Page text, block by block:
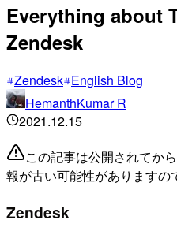
Everything about
Zendesk
Zendesk English Blog
HemanthKumar R
2021.12.15
この記事は公開されてか
報が古い可能性がありますの
Zendesk